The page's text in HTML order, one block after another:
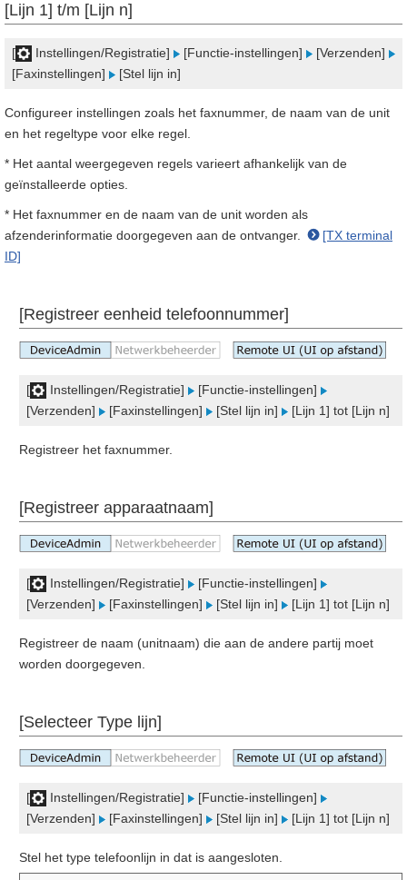
[Lijn 1] t/m [Lijn n]
[ Instellingen/Registratie] [Functie-instellingen]
[Verzenden]
[Faxinstellingen]
[Stel lijn in]
Configureer instellingen zoals het faxnummer, de naam van de unit
en het regeltype voor elke regel.
* Het aantal weergegeven regels varieert afhankelijk van de
geïnstalleerde opties.
* Het faxnummer en de naam van de unit worden als
afzenderinformatie doorgegeven aan de ontvanger.
[TX terminal
ID]
[Registreer eenheid telefoonnummer]
[ Instellingen/Registratie]
[Functie-instellingen]
[Verzenden]
[Faxinstellingen] [Stel lijn in] [Lijn 1] tot [Lijn n]
Registreer het faxnummer.
[Registreer apparaatnaam]
[ Instellingen/Registratie]
[Functie-instellingen]
[Verzenden]
[Faxinstellingen] [Stel lijn in] [Lijn 1] tot [Lijn n]
Registreer de naam (unitnaam) die aan de andere partij moet
worden doorgegeven.
[Selecteer Type lijn]
[ Instellingen/Registratie]
[Functie-instellingen]
[Verzenden]
[Faxinstellingen] [Stel lijn in] [Lijn 1] tot [Lijn n]
Stel het type telefoonlijn in dat is aangesloten.